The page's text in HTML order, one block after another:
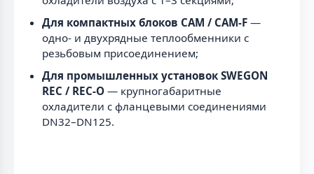
Для компактных блоков CAM / CAM-F —
одно- и двухрядные теплообменники с
резьбовым присоединением;
Для промышленных установок SWEGON
REC / REC-O — крупногабаритные
охладители с фланцевыми соединениями
DN32–DN125.